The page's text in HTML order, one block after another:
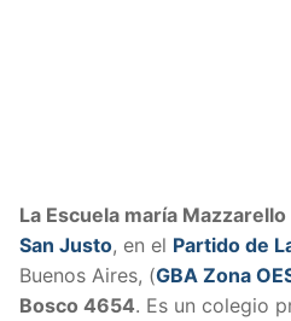
La Escuela maría Mazzarello
San Justo, en el Partido de
Buenos Aires, (GBA Zona
Bosco 4654. Es un colegio